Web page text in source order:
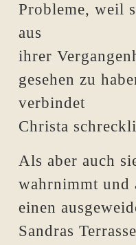
Probleme, weil
aus
ihrer
gesehen zu
verbindet
Christa
Als aber auch
wahrnimmt und
einen
Sandras